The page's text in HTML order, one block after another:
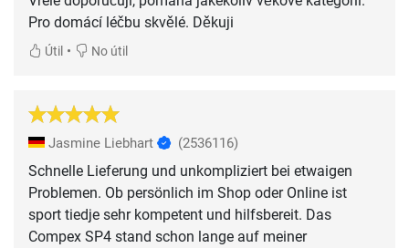
Pro domácí léčbu skvělé. Děkuji
Útil • No útil
Jasmine Liebhart (2536116)
Schnelle Lieferung und unkompliziert bei etwaigen
Problemen. Ob persönlich im Shop oder Online ist
sport tiedje sehr kompetent und hilfsbereit. Das
Compex SP4 stand schon lange auf meiner